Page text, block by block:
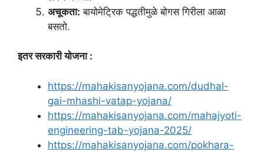
अचूकता: बायोमेट्रिक पद्धतीमुळे बोगस गिरीला आळा
बसतो.
इतर सरकारी योजना :
https://mahakisanyojana.com/dudhal-
gai-mhashi-vatap-yojana/
https://mahakisanyojana.com/mahajyoti-
engineering-tab-yojana-2025/
https://mahakisanyojana.com/pokhara-